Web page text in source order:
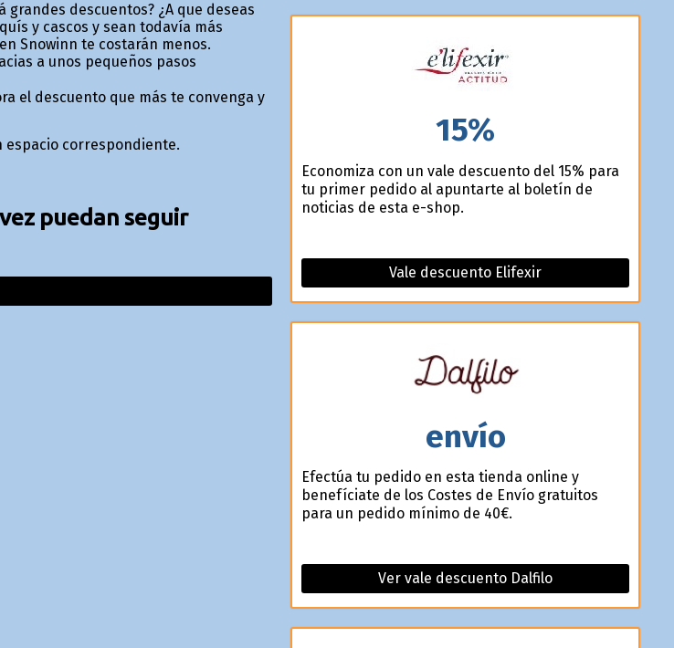
descuentos? ¿A que deseas
y cascos y sean todavía más
Snowinn te costarán menos.
a unos pequeños pasos
el descuento que más te convenga y
espacio correspondiente.
puedan seguir
15%
Economiza con un vale descuento del 15% para
tu primer pedido al apuntarte al boletín de
noticias de esta e-shop.
Vale descuento Elifexir
envío
Efectúa tu pedido en esta tienda online y
benefíciate de los Costes de Envío gratuitos
para un pedido mínimo de 40€.
Ver vale descuento Dalfilo